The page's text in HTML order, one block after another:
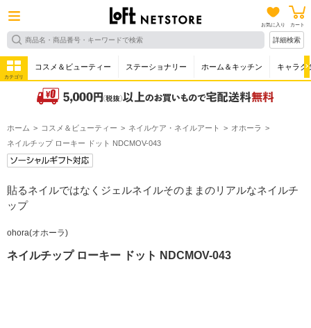
お気に入り カート
詳細検索
カテゴリ
コスメ＆ビューティー ステーショナリー ホーム＆キッチン キャラク
ホーム コスメ＆ビューティー ネイルケア・ネイルアート
オホーラ
ネイルチップ ローキー ドット NDCMOV-043
貼るネイルではなくジェルネイルそのままのリアルなネイルチ
ップ
ohora(オホーラ)
ネイルチップ ローキー ドット NDCMOV-043